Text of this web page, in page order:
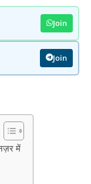
Join
Join
में